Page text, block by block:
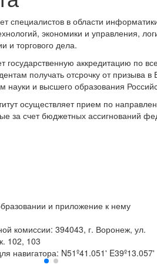
специалистов в области
экономики и управления,
и торгового дела.
государственную аккредитацию по
получать отсрочку от
науки и высшего образования
осуществляет прием по
за счет бюджетных ассигнований
и приложение к нему
комиссии: 394043, г. Воронеж, ул.
102, 103
навигатора: N51º41.051' E39º13.057'